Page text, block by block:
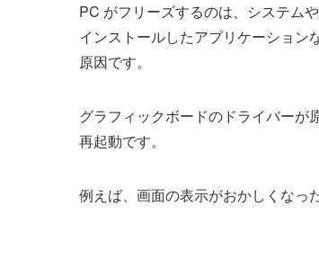
PC がフリーズするのは、システムや
インストールしたアプリケーション
原因です。
グラフィックボードのドライバーが
再起動です。
例えば、画面の表示がおかしくなっ